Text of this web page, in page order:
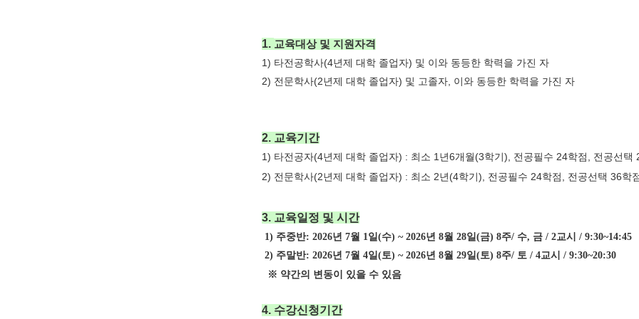
1. 교육대상 및 지원자격
1) 타전공학사(4년제 대학 졸업자) 및 이와 동등한 학력을 가진 자
2) 전문학사(2년제 대학 졸업자) 및 고졸자, 이와 동등한 학력을 가진 자
2. 교육기간
1) 타전공자(4년제 대학 졸업자) : 최소 1 년6개월(3학기), 전공필수 24학점 전공선택
2) 전문학사(2년제 대학 졸업자) : 최소 2년(4학기), 전공필수 24학점 전공선택 36학
3. 교육일정 및 시간
1) 주중반: 2026년 7월 1일(수) ~ 2026년 8월 28일(금) 8주/ 수, 금 / 2교시 / 9:30~14:45
2) 주말반: 2026년 7월 4일(토) ~ 2026년 8월 29일(토) 8주/ 토 / 4교시 / 9:30~20:30
※ 약간의 변동이 있을 수 있음
4. 수강신청기간